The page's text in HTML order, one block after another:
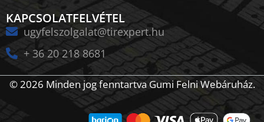
KAPCSOLATFELVÉTEL
ugyfelszolgalat@tirexpert.hu
+ 36 20 218 8681
© 2026 Minden jog fenntartva Gumi Felni Webáruház.